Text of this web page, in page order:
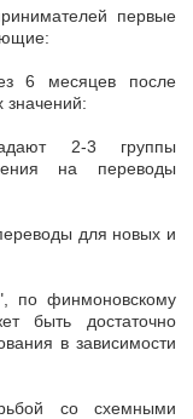
первые
6 месяцев после
2-3 группы
на переводы
для новых и
по финмоновскому
быть достаточно
в зависимости
со схемными